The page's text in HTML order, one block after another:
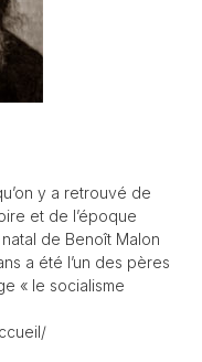
y a retrouvé de
et de l’époque
de Benoît Malon
a été l’un des pères
« le socialisme